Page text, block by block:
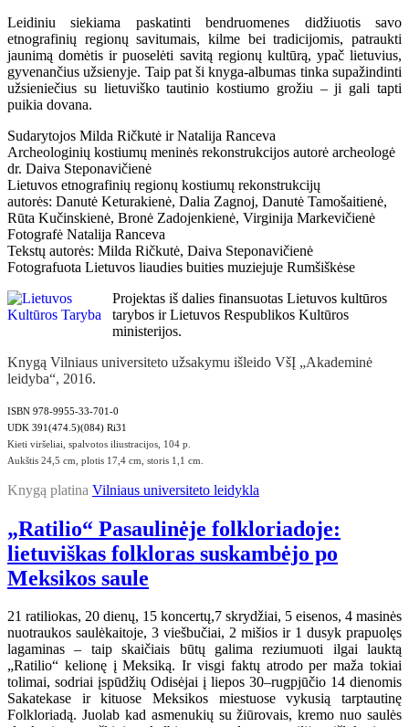
Leidiniu siekiama paskatinti bendruomenes didžiuotis savo
etnografinių regionų savitumais, kilme bei tradicijomis, patraukti
jaunimą domėtis ir puoselėti savitą regionų kultūrą, ypač lietuvius,
gyvenančius užsienyje. Taip pat ši knyga-albumas tinka supažindinti
užsieniečius su lietuviško tautinio kostiumo grožiu – ji gali tapti
puikia dovana.
Sudarytojos Milda Ričkutė ir Natalija Ranceva
Archeologinių kostiumų meninės rekonstrukcijos autorė archeologė
dr. Daiva Steponavičienė
Lietuvos etnografinių regionų kostiumų rekonstrukcijų
autorės: Danutė Keturakienė, Dalia Zagnoj, Danutė Tamošaitienė,
Rūta Kučinskienė, Bronė Zadojenkienė, Virginija Markevičienė
Fotografė Natalija Ranceva
Tekstų autorės: Milda Ričkutė, Daiva Steponavičienė
Fotografuota Lietuvos liaudies buities muziejuje Rumšiškėse
Projektas iš dalies finansuotas Lietuvos kultūros
tarybos ir Lietuvos Respublikos Kultūros
ministerijos.
Knygą Vilniaus universiteto užsakymu išleido VšĮ „Akademinė
leidyba“, 2016.
ISBN 978-9955-33-701-0
UDK 391(474.5)(084) Ri31
Kieti viršeliai, spalvotos iliustracijos, 104 p.
Aukštis 24,5 cm, plotis 17,4 cm, storis 1,1 cm.
Knygą platina Vilniaus universiteto leidykla
„Ratilio“ Pasaulinėje folkloriadoje:
lietuviškas folkloras suskambėjo po
Meksikos saule
21 ratiliokas, 20 dienų, 15 koncertų,7 skrydžiai, 5 eisenos, 4 masinės
nuotraukos saulėkaitoje, 3 viešbučiai, 2 mišios ir 1 dusyk prapuolęs
lagaminas – taip skaičiais būtų galima reziumuoti ilgai lauktą
„Ratilio“ kelionę į Meksiką. Ir visgi faktų atrodo per maža tokiai
tolimai, sodriai įspūdžių Odisėjai į liepos 30–rugpjūčio 14 dienomis
Sakatekase ir kituose Meksikos miestuose vykusią tarptautinę
Folkloriadą. Juolab kad asmenukių su žiūrovais, kremo nuo saulės